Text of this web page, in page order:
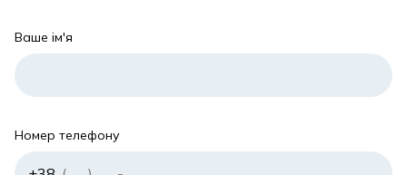
Ваше ім'я
Номер телефону